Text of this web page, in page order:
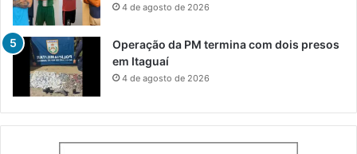
4 de agosto de 2026
Operação da PM termina com dois presos
em Itaguaí
4 de agosto de 2026